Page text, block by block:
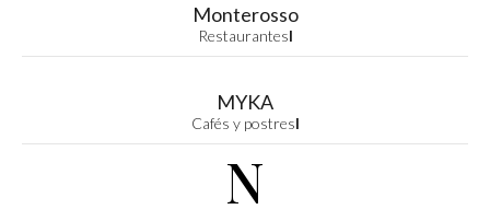
Monterosso
RestaurantesI
MYKA
Cafés y postresI
N